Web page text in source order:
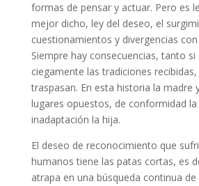
formas de pensar y actuar. Pero es
mejor dicho, ley del deseo, el
cuestionamientos y divergencias
Siempre hay consecuencias, tanto si
ciegamente las tradiciones
traspasan. En esta historia la madre
lugares opuestos, de conformidad
inadaptación la hija.
El deseo de reconocimiento que
humanos tiene las patas cortas, es
atrapa en una búsqueda continua